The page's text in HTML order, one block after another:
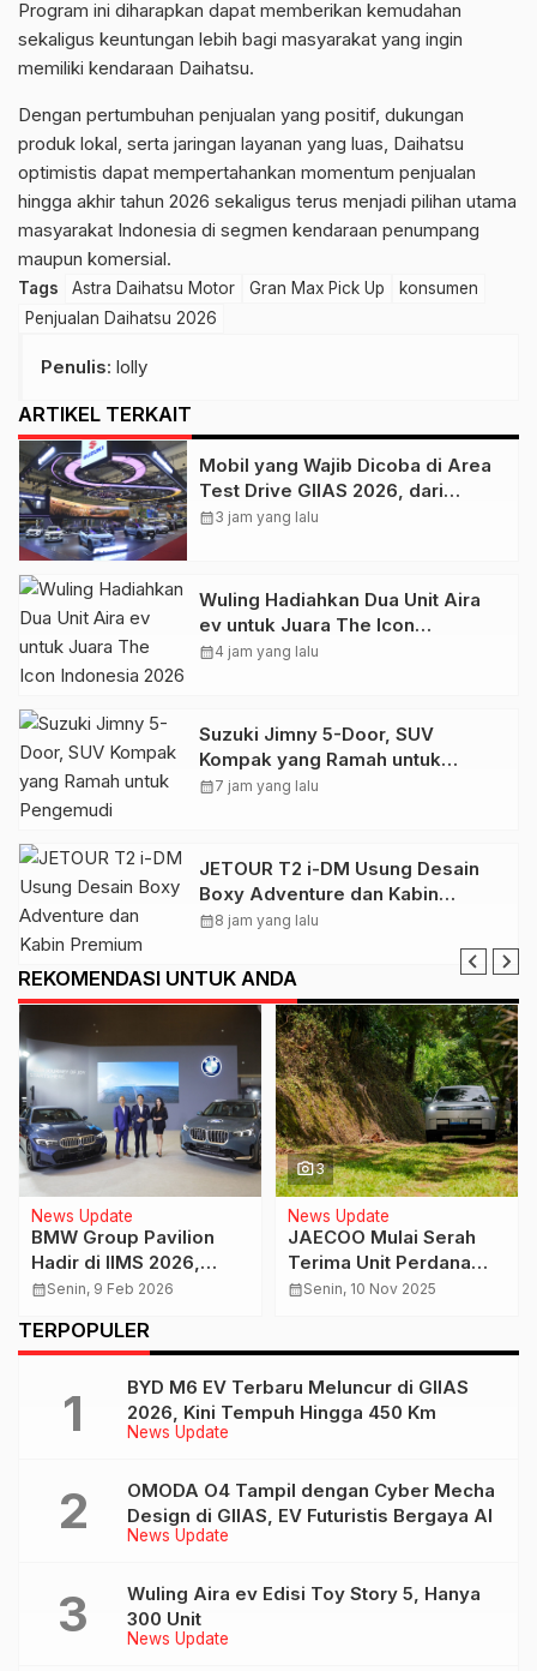
Program ini diharapkan dapat memberikan kemudahan
sekaligus keuntungan lebih bagi masyarakat yang ingin
memiliki kendaraan Daihatsu.
Dengan pertumbuhan penjualan yang positif, dukungan
produk lokal, serta jaringan layanan yang luas, Daihatsu
optimistis dapat mempertahankan momentum penjualan
hingga akhir tahun 2026 sekaligus terus menjadi pilihan utama
masyarakat Indonesia di segmen kendaraan penumpang
maupun komersial.
Tags Astra Daihatsu Motor Gran Max Pick Up
konsumen
Penjualan Daihatsu 2026
Penulis: lolly
ARTIKEL TERKAIT
Mobil yang Wajib Dicoba di Area
Test Drive GIIAS 2026, dari
Hybrid hingga SUV Listrik
calendar_month3 jam yang lalu
Wuling Hadiahkan Dua Unit Aira
ev untuk Juara The Icon
Indonesia 2026
calendar_month4 jam yang lalu
Suzuki Jimny 5-Door, SUV
Kompak yang Ramah untuk
Pengemudi Perempuan
calendar_month7 jam yang lalu
JETOUR T2 i-DM Usung Desain
Boxy Adventure dan Kabin
Premium untuk Temani Berbagai
calendar_month8 jam yang lalu
REKOMENDASI UNTUK ANDA
Serba Serbi
MMKSI Hadirkan
Rangkaian Program
Layanan Hingga Akhir
calendar_monthSelasa, 19 Agt 2025
News Update
Geely Coolray,
Kombinasikan Tenaga
Turbo dan Kenyamanan
calendar_monthSelasa, 28 Jul 2026
TERPOPULER
News Update
BYD M6 EV Terbaru Meluncur di GIIAS
2026, Kini Tempuh Hingga 450 Km
News Update
OMODA O4 Tampil dengan Cyber Mecha
Design di GIIAS, EV Futuristis Bergaya AI
News Update
Wuling Aira ev Edisi Toy Story 5, Hanya
300 Unit